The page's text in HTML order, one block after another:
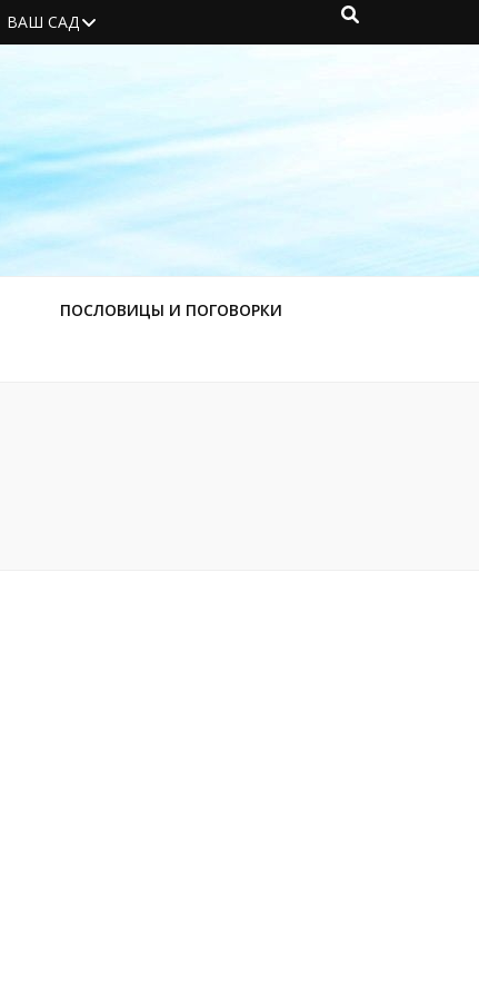
ВАШ САД
ПОСЛОВИЦЫ И ПОГОВОРКИ